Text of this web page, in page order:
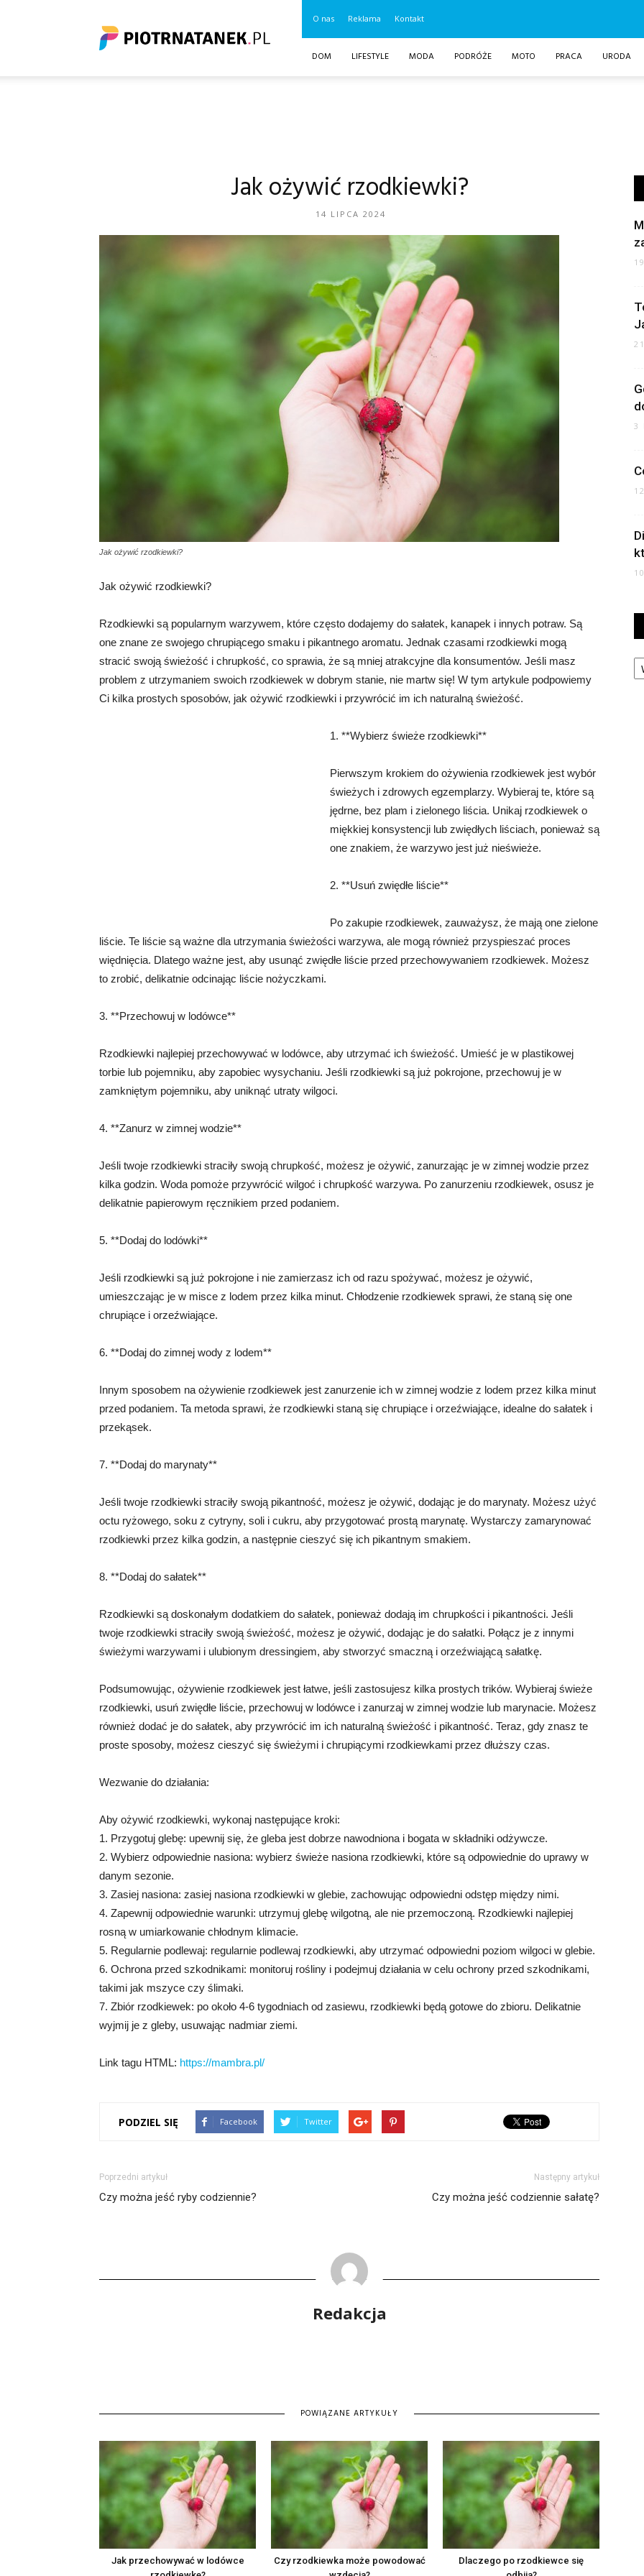
O nas Reklama Kontakt
DOM LIFESTYLE MODA PODRÓŻE MOTO PRACA URODA
Jak ożywić rzodkiewki?
14 LIPCA 2024
Jak ożywić rzodkiewki?
Jak ożywić rzodkiewki?
Rzodkiewki są popularnym warzywem, które często dodajemy do sałatek, kanapek i innych potraw. Są
one znane ze swojego chrupiącego smaku i pikantnego aromatu. Jednak czasami rzodkiewki mogą
stracić swoją świeżość i chrupkość, co sprawia, że ​​są mniej atrakcyjne dla konsumentów. Jeśli masz
problem z utrzymaniem swoich rzodkiewek w dobrym stanie, nie martw się! W tym artykule podpowiemy
Ci kilka prostych sposobów, jak ożywić rzodkiewki i przywrócić im ich naturalną świeżość.
1. **Wybierz świeże rzodkiewki**
Pierwszym krokiem do ożywienia rzodkiewek jest wybór
świeżych i zdrowych egzemplarzy. Wybieraj te, które są
jędrne, bez plam i zielonego liścia. Unikaj rzodkiewek o
miękkiej konsystencji lub zwiędłych liściach, ponieważ są
one znakiem, że warzywo jest już nieświeże.
2. **Usuń zwiędłe liście**
Po zakupie rzodkiewek, zauważysz, że mają one zielone
liście. Te liście są ważne dla utrzymania świeżości warzywa, ale mogą również przyspieszać proces
więdnięcia. Dlatego ważne jest, aby usunąć zwiędłe liście przed przechowywaniem rzodkiewek. Możesz
to zrobić, delikatnie odcinając liście nożyczkami.
3. **Przechowuj w lodówce**
Rzodkiewki najlepiej przechowywać w lodówce, aby utrzymać ich świeżość. Umieść je w plastikowej
torbie lub pojemniku, aby zapobiec wysychaniu. Jeśli rzodkiewki są już pokrojone, przechowuj je w
zamkniętym pojemniku, aby uniknąć utraty wilgoci.
4. **Zanurz w zimnej wodzie**
Jeśli twoje rzodkiewki straciły swoją chrupkość, możesz je ożywić, zanurzając je w zimnej wodzie przez
kilka godzin. Woda pomoże przywrócić wilgoć i chrupkość warzywa. Po zanurzeniu rzodkiewek, osusz je
delikatnie papierowym ręcznikiem przed podaniem.
5. **Dodaj do lodówki**
Jeśli rzodkiewki są już pokrojone i nie zamierzasz ich od razu spożywać, możesz je ożywić,
umieszczając je w misce z lodem przez kilka minut. Chłodzenie rzodkiewek sprawi, że staną się one
chrupiące i orzeźwiające.
6. **Dodaj do zimnej wody z lodem**
Innym sposobem na ożywienie rzodkiewek jest zanurzenie ich w zimnej wodzie z lodem przez kilka minut
przed podaniem. Ta metoda sprawi, że rzodkiewki staną się chrupiące i orzeźwiające, idealne do sałatek i
przekąsek.
7. **Dodaj do marynaty**
Jeśli twoje rzodkiewki straciły swoją pikantność, możesz je ożywić, dodając je do marynaty. Możesz użyć
octu ryżowego, soku z cytryny, soli i cukru, aby przygotować prostą marynatę. Wystarczy zamarynować
rzodkiewki przez kilka godzin, a następnie cieszyć się ich pikantnym smakiem.
8. **Dodaj do sałatek**
Rzodkiewki są doskonałym dodatkiem do sałatek, ponieważ dodają im chrupkości i pikantności. Jeśli
twoje rzodkiewki straciły swoją świeżość, możesz je ożywić, dodając je do sałatki. Połącz je z innymi
świeżymi warzywami i ulubionym dressingiem, aby stworzyć smaczną i orzeźwiającą sałatkę.
Podsumowując, ożywienie rzodkiewek jest łatwe, jeśli zastosujesz kilka prostych trików. Wybieraj świeże
rzodkiewki, usuń zwiędłe liście, przechowuj w lodówce i zanurzaj w zimnej wodzie lub marynacie. Możesz
również dodać je do sałatek, aby przywrócić im ich naturalną świeżość i pikantność. Teraz, gdy znasz te
proste sposoby, możesz cieszyć się świeżymi i chrupiącymi rzodkiewkami przez dłuższy czas.
Wezwanie do działania:
Aby ożywić rzodkiewki, wykonaj następujące kroki:
1. Przygotuj glebę: upewnij się, że gleba jest dobrze nawodniona i bogata w składniki odżywcze.
2. Wybierz odpowiednie nasiona: wybierz świeże nasiona rzodkiewki, które są odpowiednie do uprawy w
danym sezonie.
3. Zasiej nasiona: zasiej nasiona rzodkiewki w glebie, zachowując odpowiedni odstęp między nimi.
4. Zapewnij odpowiednie warunki: utrzymuj glebę wilgotną, ale nie przemoczoną. Rzodkiewki najlepiej
rosną w umiarkowanie chłodnym klimacie.
5. Regularnie podlewaj: regularnie podlewaj rzodkiewki, aby utrzymać odpowiedni poziom wilgoci w glebie.
6. Ochrona przed szkodnikami: monitoruj rośliny i podejmuj działania w celu ochrony przed szkodnikami,
takimi jak mszyce czy ślimaki.
7. Zbiór rzodkiewek: po około 4-6 tygodniach od zasiewu, rzodkiewki będą gotowe do zbioru. Delikatnie
wyjmij je z gleby, usuwając nadmiar ziemi.
Link tagu HTML: https://mambra.pl/
PODZIEL SIĘ Facebook Twitter
Poprzedni artykuł
Czy można jeść ryby codziennie?
Następny artykuł
Czy można jeść codziennie sałatę?
Redakcja
POWIĄZANE ARTYKUŁY
Jak przechowywać w lodówce
Czy rzodkiewka może powodować
Dlaczego po rzodkiewce się
3